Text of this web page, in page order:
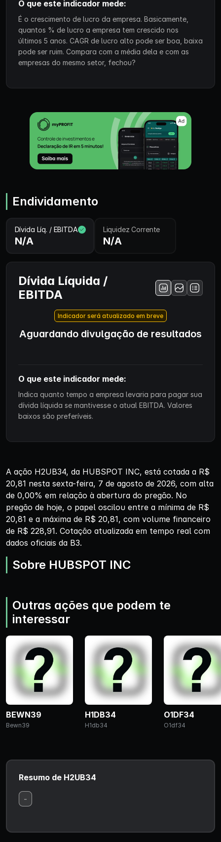
O que este indicador mede:
É o crescimento de lucro da empresa. Basicamente,
quantos % de lucro a empresa tem crescido nos
últimos 5 anos. CAGR de lucro alto pode ser boa, baixa
pode ser ruim. Compara com a média dela e com as
empresas do mesmo setor, fechou?
Endividamento
Dívida Líq. / EBITDA
N/A
Liquidez Corrente
N/A
Dívida Líquida /
EBITDA
Indicador será atualizado em breve
Aguardando divulgação de resultados
O que este indicador mede:
Indica quanto tempo a empresa levaria para pagar sua
dívida líquida se mantivesse o atual EBITDA. Valores
baixos são preferíveis.
A ação H2UB34, da HUBSPOT INC, está cotada a R$
20,81 nesta sexta-feira, 7 de agosto de 2026, com alta
de 0,00% em relação à abertura do pregão. No
pregão de hoje, o papel oscilou entre a mínima de R$
20,81 e a máxima de R$ 20,81, com volume financeiro
de R$ 228,91. Cotação atualizada em tempo real com
dados oficiais da B3.
Sobre HUBSPOT INC
Outras ações que podem te
interessar
BEWN39
Bewn39
H1DB34
H1db34
O1DF34
O1df34
Resumo de H2UB34
-